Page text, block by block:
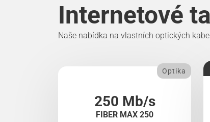
Internetové
Naše nabídka na vlastních optických
250 Mb/s
FIBER MAX 250
Optika